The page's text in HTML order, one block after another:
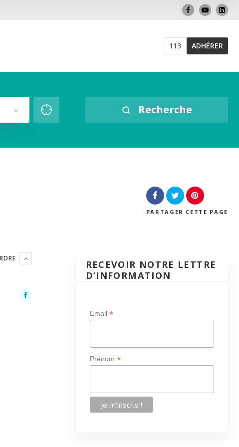
113 ADHÉRER
Recherche
PARTAGER CETTE PAGE
RECEVOIR NOTRE LETTRE
D’INFORMATION
Email *
Prénom *